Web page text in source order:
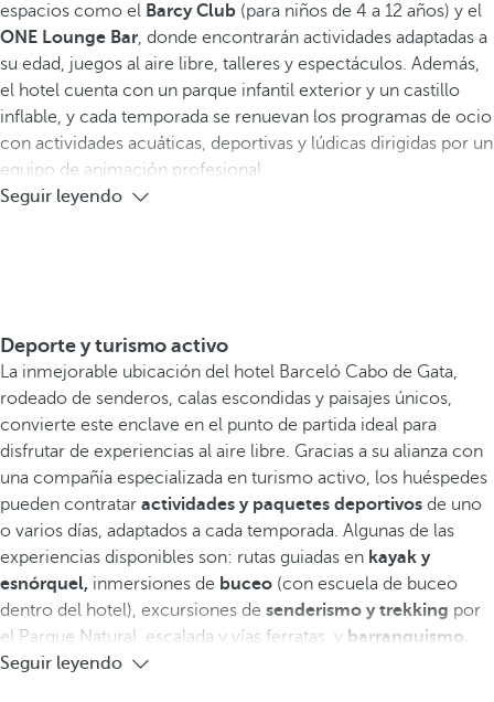
espacios como el Barcy Club (para niños de 4 a 12 años) y el
ONE Lounge Bar, donde encontrarán actividades adaptadas a
su edad, juegos al aire libre, talleres y espectáculos. Además,
el hotel cuenta con un parque infantil exterior y un castillo
inflable, y cada temporada se renuevan los programas de ocio
con actividades acuáticas, deportivas y lúdicas dirigidas por un
equipo de animación profesional.
Seguir leyendo
Deporte y turismo activo
La inmejorable ubicación del hotel Barceló Cabo de Gata,
rodeado de senderos, calas escondidas y paisajes únicos,
convierte este enclave en el punto de partida ideal para
disfrutar de experiencias al aire libre. Gracias a su alianza con
una compañía especializada en turismo activo, los huéspedes
pueden contratar actividades y paquetes deportivos de uno
o varios días, adaptados a cada temporada. Algunas de las
experiencias disponibles son: rutas guiadas en kayak y
esnórquel, inmersiones de buceo (con escuela de buceo
dentro del hotel), excursiones de senderismo y trekking por
el Parque Natural, escalada y vías ferratas, y barranquismo.
Seguir leyendo